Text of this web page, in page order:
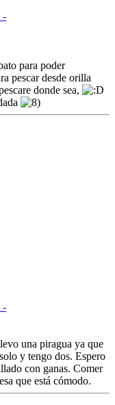
-
para poder
pescar desde orilla
donde sea,
-
una piragua ya que
y tengo dos. Espero
con ganas. Comer
que está cómodo.